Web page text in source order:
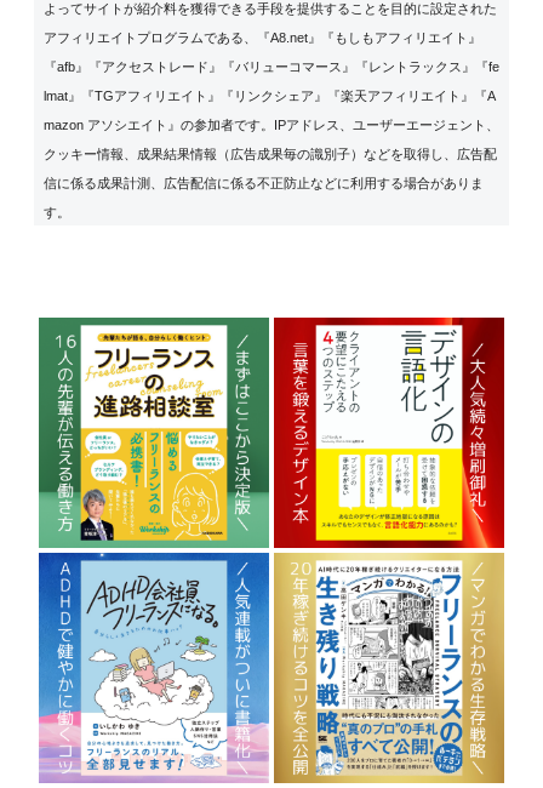
よってサイトが紹介料を獲得できる手段を提供することを目的に設定された
アフィリエイトプログラムである、『A8.net』『もしもアフィリエイト』
『afb』『アクセストレード』『バリューコマース』『レントラックス』『fe
lmat』『TGアフィリエイト』『リンクシェア』『楽天アフィリエイト』『A
mazon アソシエイト』の参加者です。IPアドレス、ユーザーエージェント、
クッキー情報、成果結果情報（広告成果毎の識別子）などを取得し、広告配
信に係る成果計測、広告配信に係る不正防止などに利用する場合がありま
す。